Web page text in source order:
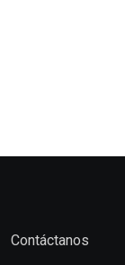
Contáctanos